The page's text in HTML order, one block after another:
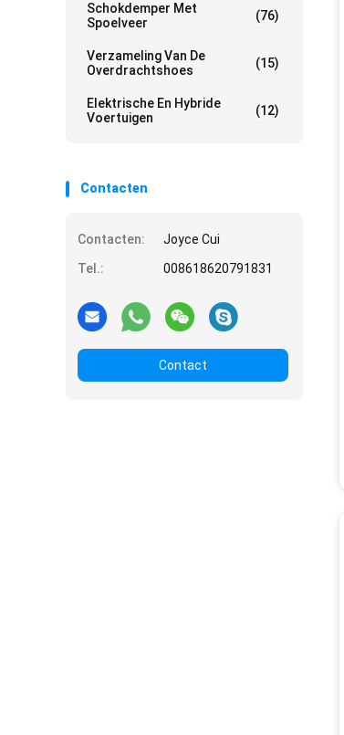
Schokdemper Met
Spoelveer
(76)
Verzameling Van De
Overdrachtshoes
(15)
Elektrische En Hybride
Voertuigen
(12)
Contacten
Contacten:
Joyce Cui
Tel.:
008618620791831
Contact